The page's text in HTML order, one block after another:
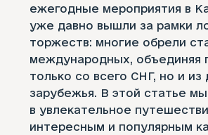
ежегодные мероприятия в
уже давно вышли за рамки
торжеств: многие обрели
международных, объединяя
только со всего СНГ, но и из
зарубежья. В этой статье
в увлекательное
интересным и популярным